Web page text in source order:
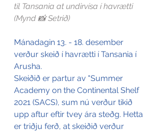
til Tansania at undirvísa í havrætti
(Mynd 📸 Setrið)
Mánadagin 13. - 18. desember
verður skeið í havrætti í Tansania í
Arusha.
Skeiðið er partur av "Summer
Academy on the Continental Shelf
2021 (SACS), sum nú verður tikið
upp aftur eftir tvey ára steðg. Hetta
er triðju ferð, at skeiðið verður